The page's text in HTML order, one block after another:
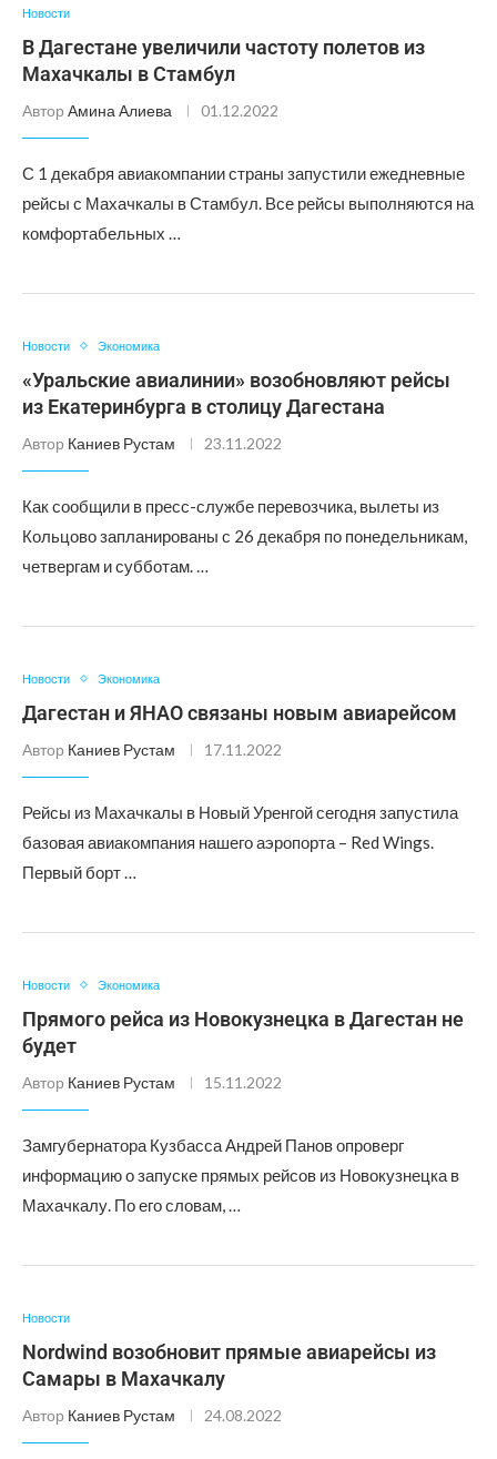
Новости
В Дагестане увеличили частоту полетов из
Махачкалы в Стамбул
Автор Амина Алиева 01.12.2022
С 1 декабря авиакомпании страны запустили ежедневные
рейсы с Махачкалы в Стамбул. Все рейсы выполняются на
комфортабельных …
Новости Экономика
«Уральские авиалинии» возобновляют рейсы
из Екатеринбурга в столицу Дагестана
Автор Каниев Рустам 23.11.2022
Как сообщили в пресс-службе перевозчика, вылеты из
Кольцово запланированы с 26 декабря по понедельникам,
четвергам и субботам. …
Новости Экономика
Дагестан и ЯНАО связаны новым авиарейсом
Автор Каниев Рустам 17.11.2022
Рейсы из Махачкалы в Новый Уренгой сегодня запустила
базовая авиакомпания нашего аэропорта – Red Wings.
Первый борт …
Новости Экономика
Прямого рейса из Новокузнецка в Дагестан не
будет
Автор Каниев Рустам 15.11.2022
Замгубернатора Кузбасса Андрей Панов опроверг
информацию о запуске прямых рейсов из Новокузнецка в
Махачкалу. По его словам, …
Новости
Nordwind возобновит прямые авиарейсы из
Самары в Махачкалу
Автор Каниев Рустам 24.08.2022